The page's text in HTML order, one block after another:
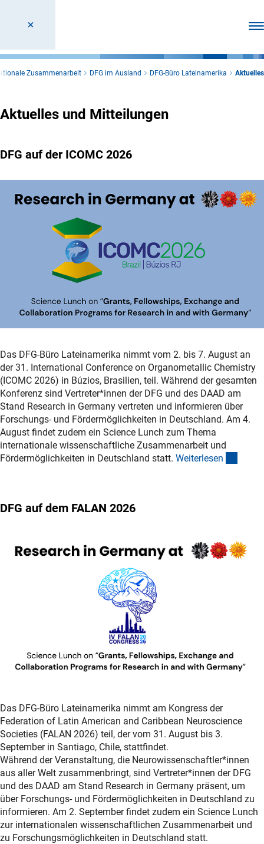
Zusammenarbeit DFG im Ausland DFG-Büro Lateinamerika Aktuelles
Aktuelles und Mitteilungen
DFG auf der ICOMC 2026
Das DFG-Büro Lateinamerika nimmt vom 2. bis 7. August an
der 31. International Conference on Organometallic Chemistry
(ICOMC 2026) in Búzios, Brasilien, teil. Während der gesamten
Konferenz sind Vertreter*innen der DFG und des DAAD am
Stand Research in Germany vertreten und informieren über
Forschungs- und Fördermöglichkeiten in Deutschland. Am 4.
August findet zudem ein Science Lunch zum Thema
internationale wissenschaftliche Zusammenarbeit und
Fördermöglichkeiten in Deutschland statt. Weiterlesen
DFG auf dem FALAN 2026
Das DFG-Büro Lateinamerika nimmt am Kongress der
Federation of Latin American and Caribbean Neuroscience
Societies (FALAN 2026) teil, der vom 31. August bis 3.
September in Santiago, Chile, stattfindet.
Während der Veranstaltung, die Neurowissenschaftler*innen
aus aller Welt zusammenbringt, sind Vertreter*innen der DFG
und des DAAD am Stand Research in Germany präsent, um
über Forschungs- und Fördermöglichkeiten in Deutschland zu
informieren. Am 2. September findet zudem ein Science Lunch
zur internationalen wissenschaftlichen Zusammenarbeit und
zu Forschungsmöglichkeiten in Deutschland statt.